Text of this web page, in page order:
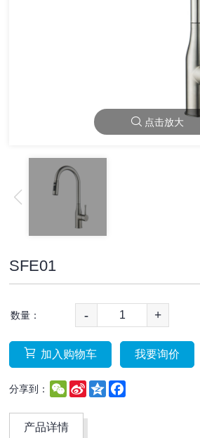
点击放大
SFE01
数量： - +
加入购物车 我要询价
分享到： WeChat
Sina
Weibo
Qzone
产品详情